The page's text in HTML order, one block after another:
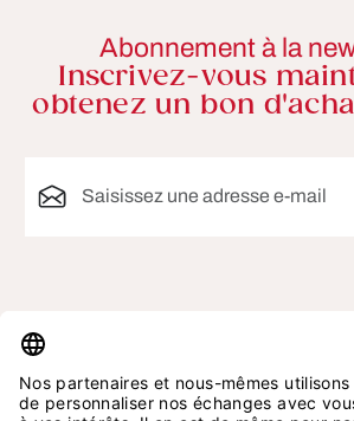
Abonnement à la
Inscrivez-vous
obtenez un bon
obligatoires.